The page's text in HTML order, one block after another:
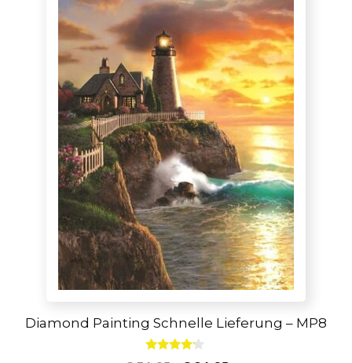
Diamond Painting Schnelle Lieferung – MP8